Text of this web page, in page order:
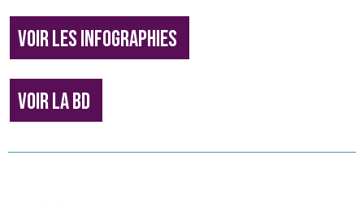
Voir les infographies
Voir la BD